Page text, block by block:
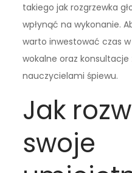
takiego jak rozgrzewka
wpłynąć na wykonanie.
warto inwestować czas
wokalne oraz
nauczycielami śpiewu.
Jak
swoje